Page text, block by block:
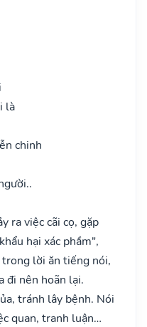
là
chinh
ra việc cãi cọ, gặp
hại xác phầm",
lời ăn tiếng nói,
đi nên hoãn lại.
tránh lây bệnh. Nói
quan, tranh luận…